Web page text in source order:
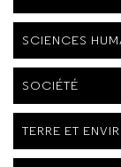
SCIENCES
SOCIÉTÉ
TERRE ET